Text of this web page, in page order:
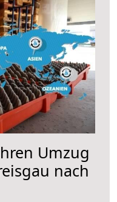
Umzug
nach